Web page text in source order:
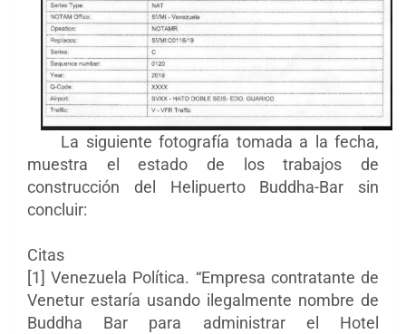
La siguiente fotografía tomada a la fecha,
muestra el estado de los trabajos de
construcción del Helipuerto Buddha-Bar sin
concluir:
Citas
[1] Venezuela Política. “Empresa contratante de
Venetur estaría usando ilegalmente nombre de
Buddha Bar para administrar el Hotel